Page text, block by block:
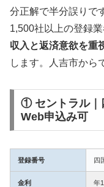
分正解で半分誤りで
1,500社以上の登録業
収入と返済意欲を重
します。人吉市から
① セントラル｜
Web申込み可
登録番号 四
金利 年